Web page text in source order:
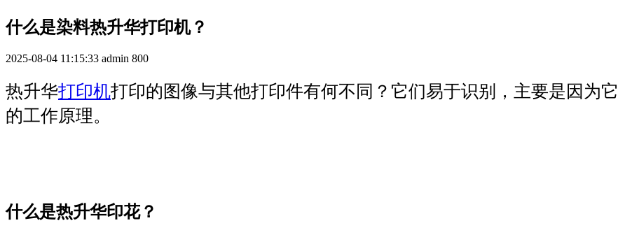
什么是染料热升华打印机？
2025-08-04 11:15:33 admin 800
热升华打印机打印的图像与其他打印件有何不同？它们易于识别，主要是因为
的工作原理。
什么是热升华印花？